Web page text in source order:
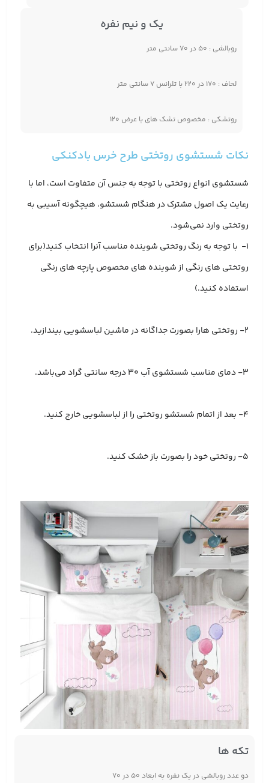
یک و نیم نفره
روبالشی : ۵۰ در ۷۰ سانتی متر
لحاف : ۱۷۰ در ۲۲۰ با تلرانس ۷ سانتی متر
روتشکی : مخصوص تشک های با عرض ۱۲۰
نکات شستشوی روتختی طرح خرس بادکنکی
شستشوی انواع روتختی با توجه به جنس آن متفاوت است، اما با
رعایت یک اصول مشترک در هنگام شستشو، هیچگونه آسیبی به
روتختی وارد نمی‌شود.
1- با توجه به رنگ روتختی شوینده مناسب آنرا انتخاب کنید(برای
روتختی های رنگی از شوینده های مخصوص پارچه های رنگی
استفاده کنید.)
2- روتختی هارا بصورت جداگانه در ماشین لباسشویی بیندازید.
3- دمای مناسب شستشوی آب 30 درجه سانتی گراد می‌باشد.
4- بعد از اتمام شستشو روتختی را از لباسشویی خارج کنید.
5- روتختی خود را بصورت باز خشک کنید.
تکه ها
دو عدد روبالشی در یک نفره به ابعاد ۵۰ در ۷۰